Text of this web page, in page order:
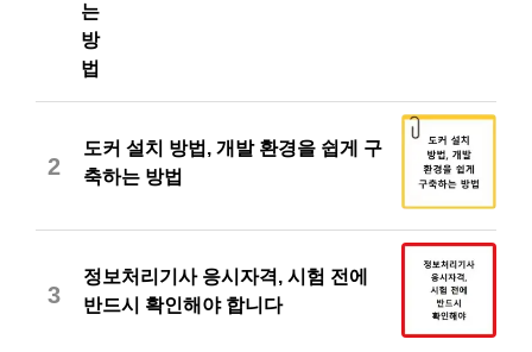
는
방
법
2
도커 설치 방법, 개발 환경을 쉽게 구
축하는 방법
3
정보처리기사 응시자격, 시험 전에
반드시 확인해야 합니다